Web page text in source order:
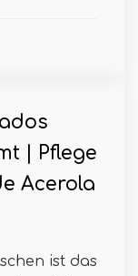
| Pflege
Acerola
ist das